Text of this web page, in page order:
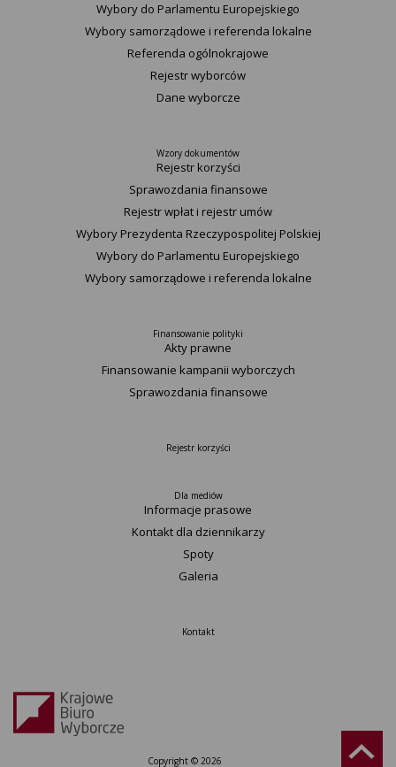
Wybory do Parlamentu Europejskiego
Wybory samorządowe i referenda lokalne
Referenda ogólnokrajowe
Rejestr wyborców
Dane wyborcze
Wzory dokumentów
Rejestr korzyści
Sprawozdania finansowe
Rejestr wpłat i rejestr umów
Wybory Prezydenta Rzeczypospolitej Polskiej
Wybory do Parlamentu Europejskiego
Wybory samorządowe i referenda lokalne
Finansowanie polityki
Akty prawne
Finansowanie kampanii wyborczych
Sprawozdania finansowe
Rejestr korzyści
Dla mediów
Informacje prasowe
Kontakt dla dziennikarzy
Spoty
Galeria
Kontakt
Copyright © 2026